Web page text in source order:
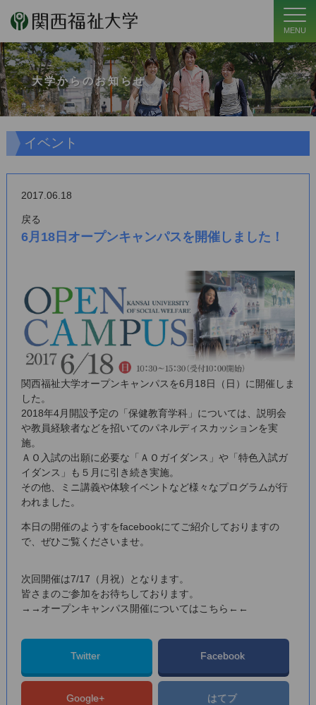
MENU
大学からのお知らせ
イベント
2017.06.18
戻る
6月18日オープンキャンパスを開催しました！
関西福祉大学オープンキャンパスを6月18日（日）に開催しま
した。
2018年4月開設予定の「保健教育学科」については、説明会
や教員経験者などを招いてのパネルディスカッションを実
施。
ＡＯ入試の出願に必要な「ＡＯガイダンス」や「特色入試ガ
イダンス」も５月に引き続き実施。
その他、ミニ講義や体験イベントなど様々なプログラムが行
われました。
本日の開催のようすをfacebookにてご紹介しておりますの
で、ぜひご覧くださいませ。
次回開催は7/17（月祝）となります。
皆さまのご参加をお待ちしております。
→→オープンキャンパス開催についてはこちら←←
Twitter Facebook
Google+ はてブ